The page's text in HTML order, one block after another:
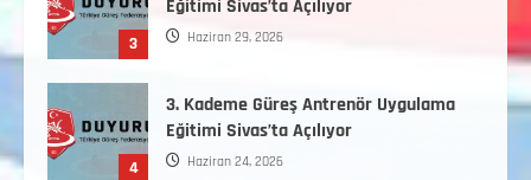
3
Eğitimi Sivas’ta Açılıyor
Haziran 29, 2026
4
3. Kademe Güreş Antrenör Uygulama
Eğitimi Sivas’ta Açılıyor
Haziran 24, 2026